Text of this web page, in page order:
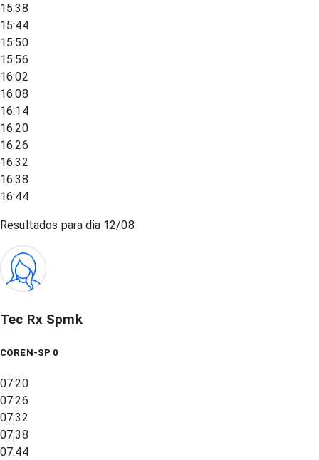
15:38
15:44
15:50
15:56
16:02
16:08
16:14
16:20
16:26
16:32
16:38
16:44
Resultados para dia 12/08
Tec Rx Spmk
COREN-SP 0
07:20
07:26
07:32
07:38
07:44